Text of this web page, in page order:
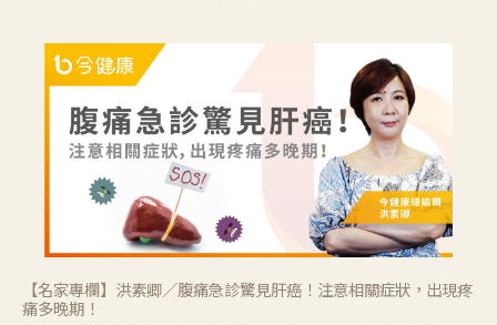
【名家專欄】洪素卿／腹痛急診驚見肝癌！注意相關症狀，出現疼
痛多晚期！